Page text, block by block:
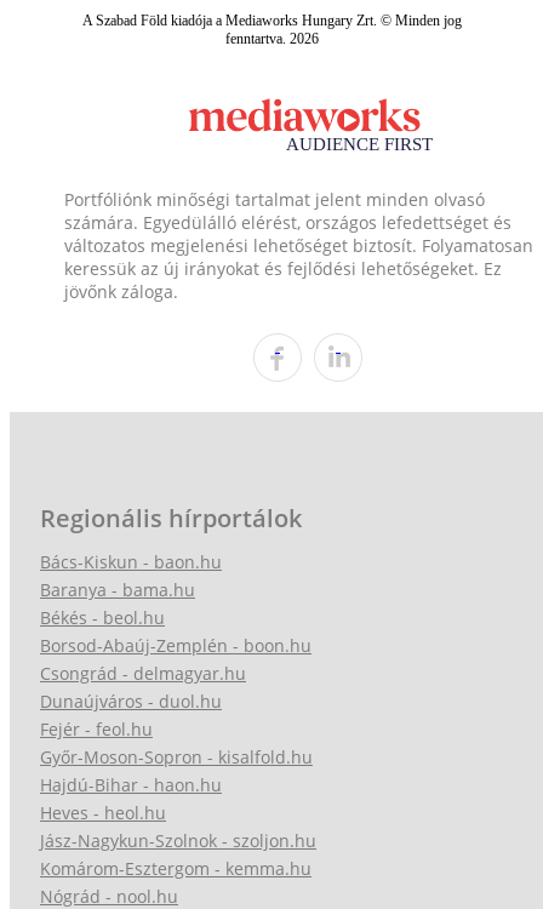
A Szabad Föld kiadója a Mediaworks Hungary Zrt. © Minden jog
fenntartva. 2026
Portfóliónk minőségi tartalmat jelent minden olvasó
számára. Egyedülálló elérést, országos lefedettséget és
változatos megjelenési lehetőséget biztosít. Folyamatosan
keressük az új irányokat és fejlődési lehetőségeket. Ez
jövőnk záloga.
Regionális hírportálok
Bács-Kiskun - baon.hu
Baranya - bama.hu
Békés - beol.hu
Borsod-Abaúj-Zemplén - boon.hu
Csongrád - delmagyar.hu
Dunaújváros - duol.hu
Fejér - feol.hu
Győr-Moson-Sopron - kisalfold.hu
Hajdú-Bihar - haon.hu
Heves - heol.hu
Jász-Nagykun-Szolnok - szoljon.hu
Komárom-Esztergom - kemma.hu
Nógrád - nool.hu